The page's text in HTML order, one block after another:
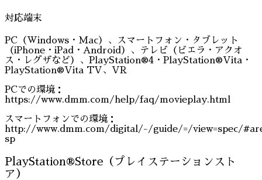
対応端末
PC（Windows・Mac）、スマートフォン・タブレット
（iPhone・iPad・Android）、テレビ（ビエラ・アクオ
ス・レグザなど）、PlayStation®4・PlayStation®Vita・
PlayStation®Vita TV、VR
PCでの環境：
https://www.dmm.com/help/faq/movieplay.html
スマートフォンでの環境：
http://www.dmm.com/digital/-/guide/=/view=spec/
sp
PlayStation®Store（プレイステーションスト
ア）